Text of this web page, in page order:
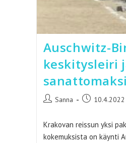
Auschwitz-
keskitysleiri
sanattomaksi
Artikkelin
Sanna
Artikkeli10.4.2022
Krakovan reissun yksi
kokemuksista on käynti